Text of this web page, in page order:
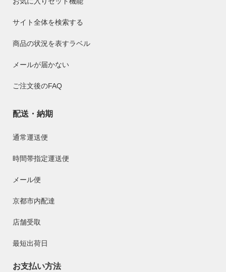
サイト全体を検索する
商品の状況を表すラベル
メールが届かない
ご注文後のFAQ
配送・納期
通常運送便
時間帯指定運送便
メール便
京都市内配達
店舗受取
最短出荷日
お支払い方法